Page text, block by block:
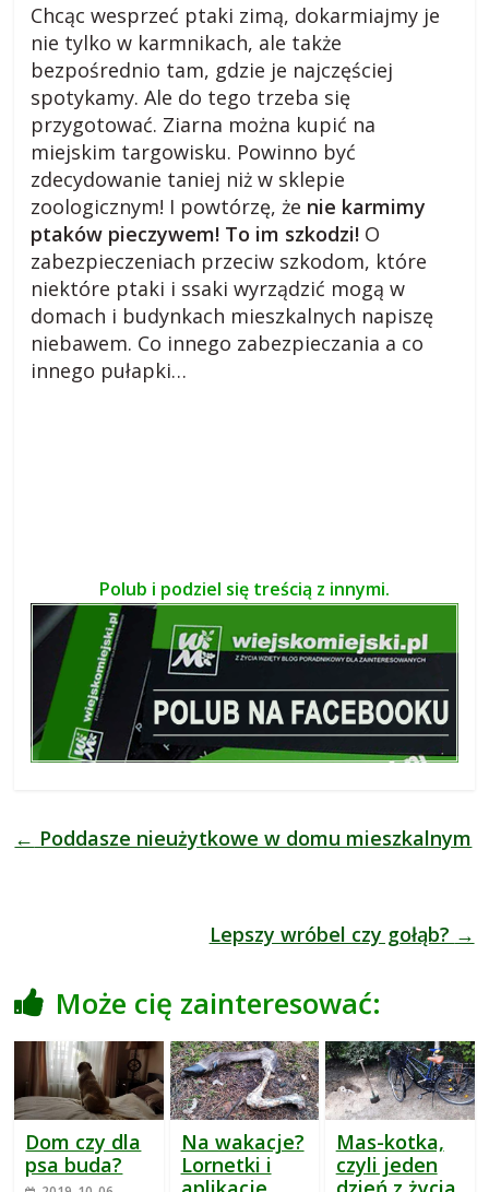
Chcąc wesprzeć ptaki zimą, dokarmiajmy je
nie tylko w karmnikach, ale także
bezpośrednio tam, gdzie je najczęściej
spotykamy. Ale do tego trzeba się
przygotować. Ziarna można kupić na
miejskim targowisku. Powinno być
zdecydowanie taniej niż w sklepie
zoologicznym! I powtórzę, że nie karmimy
ptaków pieczywem! To im szkodzi! O
zabezpieczeniach przeciw szkodom, które
niektóre ptaki i ssaki wyrządzić mogą w
domach i budynkach mieszkalnych napiszę
niebawem. Co innego zabezpieczania a co
innego pułapki…
Polub i podziel się treścią z innymi.
← Poddasze nieużytkowe w domu mieszkalnym
Lepszy wróbel czy gołąb? →
Może cię zainteresować:
Dom czy dla
psa buda?
Na wakacje?
Lornetki i
Mas-kotka,
czyli jeden